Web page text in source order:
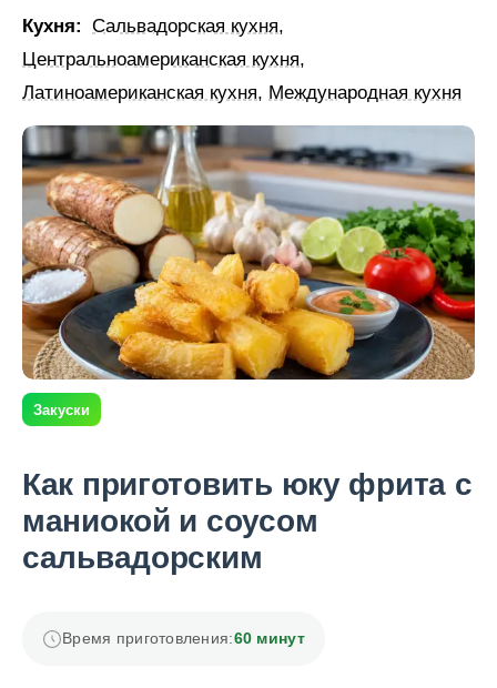
Кухня: Сальвадорская кухня,
Центральноамериканская кухня,
Латиноамериканская кухня, Международная кухня
Закуски
Как приготовить юку фрита с
маниокой и соусом
сальвадорским
Время приготовления:60 минут